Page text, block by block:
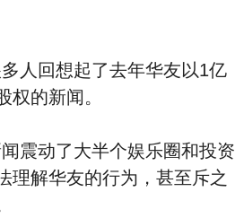
回想起了去年华友以1亿
权的新闻。
动了大半个娱乐圈和投资
理解华友的行为，甚至斥之